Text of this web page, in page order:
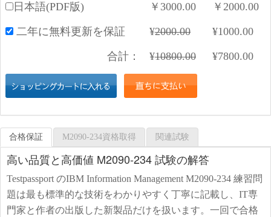
日本語(PDF版) ￥ 3000.00 ￥ 2000.00
二年に無料更新を保証 ¥2000.00 ¥1000.00
合計： ¥10800.00 ¥7800.00
合格保証 M2090-234資格取得 関連試験
高い品質と高価値 M2090-234 試験の解答
Testpassport のIBM Information Management M2090-234 練習問
題は最も標準的な技術をわかりやすく丁寧に記載し、IT専
門家と作者の出版した新製品だけを扱います。一回で合格